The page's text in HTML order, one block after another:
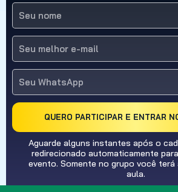
QUERO PARTICIPAR E ENTRAR
Aguarde alguns instantes após o
redirecionado automaticamente
evento. Somente no grupo você
aula.